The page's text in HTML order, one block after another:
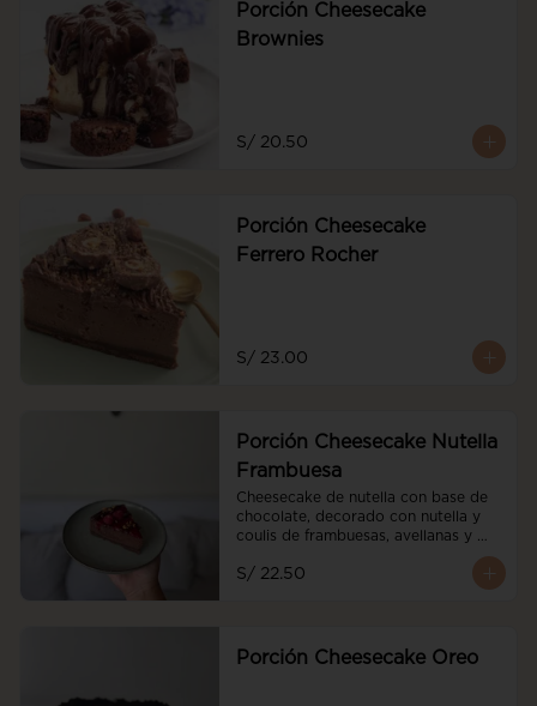
Porción Cheesecake
Brownies
S/ 20.50
Porción Cheesecake
Ferrero Rocher
S/ 23.00
Porción Cheesecake Nutella
Frambuesa
Cheesecake de nutella con base de
chocolate, decorado con nutella y
coulis de frambuesas, avellanas y
S/ 22.50
Porción Cheesecake Oreo